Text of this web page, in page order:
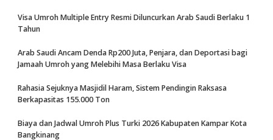
Visa Umroh Multiple Entry Resmi Diluncurkan Arab Saudi Berlaku 1
Tahun
Arab Saudi Ancam Denda Rp200 Juta, Penjara, dan Deportasi bagi
Jamaah Umroh yang Melebihi Masa Berlaku Visa
Rahasia Sejuknya Masjidil Haram, Sistem Pendingin Raksasa
Berkapasitas 155.000 Ton
Biaya dan Jadwal Umroh Plus Turki 2026 Kabupaten Kampar Kota
Bangkinang